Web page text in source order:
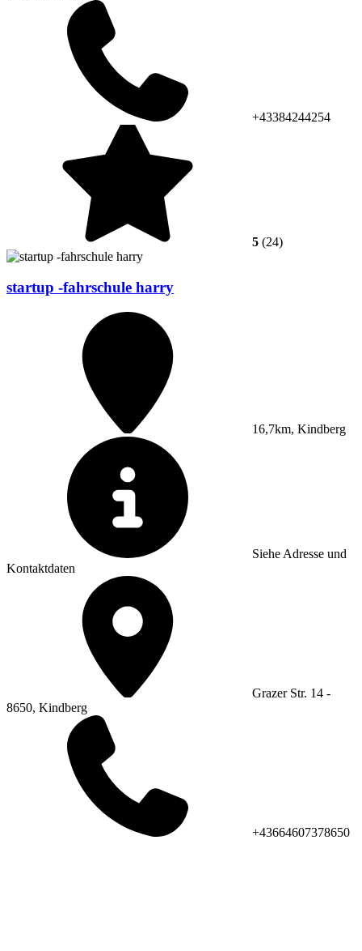
+43384244254
5 (24)
startup -fahrschule harry
16,7km, Kindberg
Siehe Adresse und
Kontaktdaten
Grazer Str. 14 -
8650, Kindberg
+43664607378650